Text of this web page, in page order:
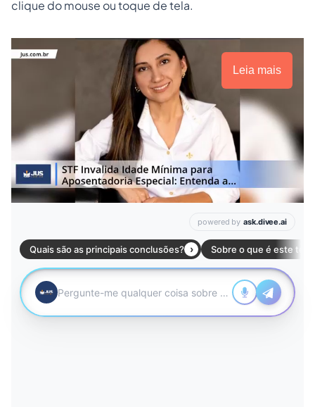
clique do mouse ou toque de tela.
Leia mais